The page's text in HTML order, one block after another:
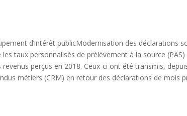
d’intérêt publicModernisation des déclarations
taux personnalisés de prélèvement à la source
perçus en 2018. Ceux-ci ont été transmis,
métiers (CRM) en retour des déclarations de mois